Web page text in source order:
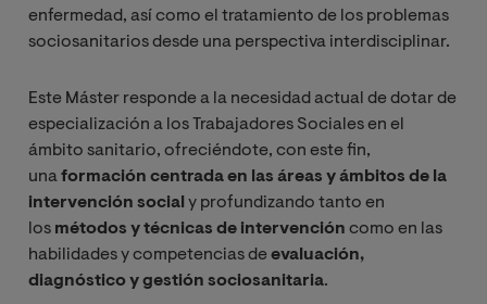
enfermedad, así como el tratamiento de los problemas
sociosanitarios desde una perspectiva interdisciplinar.
Este Máster responde a la necesidad actual de dotar de
especialización a los Trabajadores Sociales en el
ámbito sanitario, ofreciéndote, con este fin,
unaformación centrada en las áreas y ámbitos de la
intervención social y profundizando tanto en
los métodos y técnicas de intervención como en las
habilidades y competencias deevaluación,
diagnóstico y gestión sociosanitaria.